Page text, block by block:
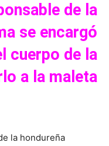
de la
se encargó
cuerpo de la
a la maleta
la hondureña